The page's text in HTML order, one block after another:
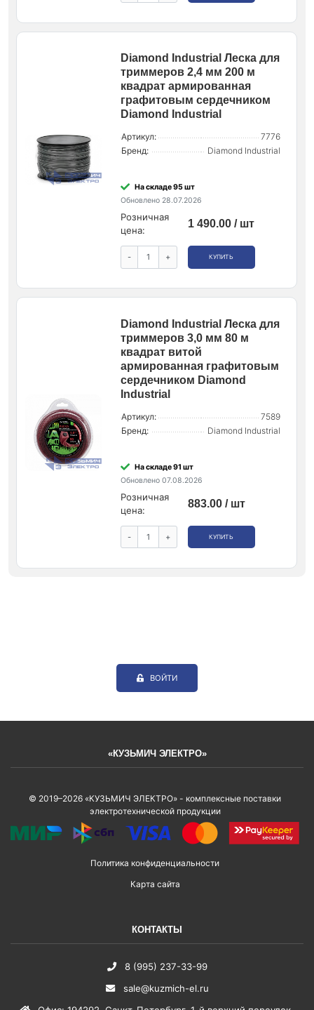
Diamond Industrial Леска для
триммеров 2,4 мм 200 м
квадрат армированная
графитовым сердечником
Diamond Industrial
Артикул:
7776
Бренд:
Diamond Industrial
На складе 95 шт
Обновлено 28.07.2026
Розничная
цена:
1 490.00 / шт
- + КУПИТЬ
Diamond Industrial Леска для
триммеров 3,0 мм 80 м
квадрат витой
армированная графитовым
сердечником Diamond
Industrial
Артикул:
7589
Бренд:
Diamond Industrial
На складе 91 шт
Обновлено 07.08.2026
Розничная
цена:
883.00 / шт
- + КУПИТЬ
ВОЙТИ
«КУЗЬМИЧ ЭЛЕКТРО»
© 2019–2026 «КУЗЬМИЧ ЭЛЕКТРО» - комплексные поставки
электротехнической продукции
Политика конфиденциальности
Карта сайта
КОНТАКТЫ
8 (995) 237-33-99
sale@kuzmich-el.ru